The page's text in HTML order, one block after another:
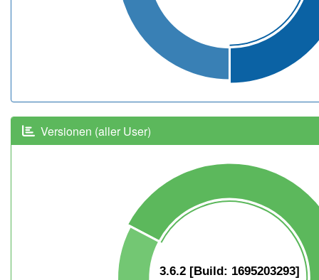
Versionen (aller User)
3.6.2 [Build: 1695203293]